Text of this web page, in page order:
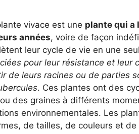
vivace est une plante qui a
années, voire de façon
leur cycle de vie en une
pour leur résistance et leur
de leurs racines ou de parties
. Ces plantes ont des
des graines à différents
environnementales. Les
de tailles, de couleurs et